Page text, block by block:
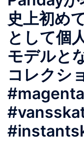
史上初め
として個
モデルと
コレクシ